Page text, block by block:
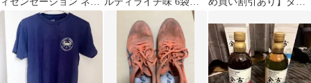
NEOS-73M-R-T Neo
ー F【80lb】